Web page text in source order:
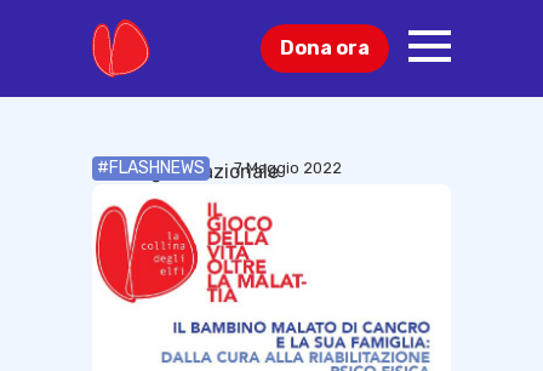
Dona ora
Cosa puoi fare
Blog
Convegno nazionale
#FLASHNEWS 7 Maggio 2022